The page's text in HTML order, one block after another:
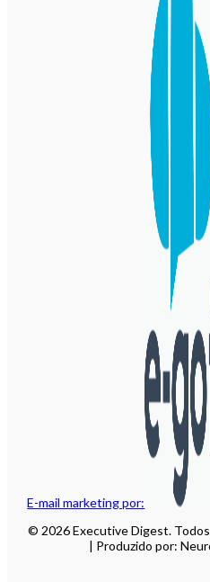
E-mail marketing por:
© 2026 Executive Digest.
| Produzido por: